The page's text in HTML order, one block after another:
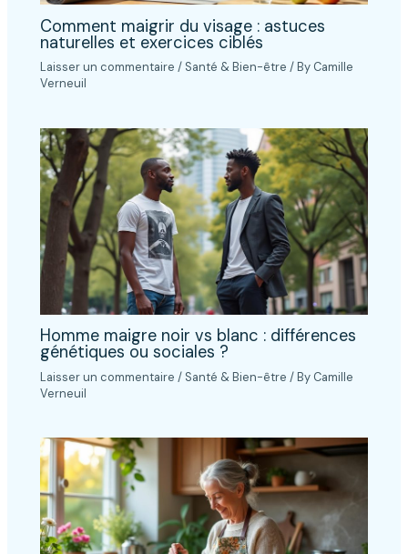
Comment maigrir du visage : astuces
naturelles et exercices ciblés
Laisser un commentaire / Santé & Bien-être / By Camille
Verneuil
Homme maigre noir vs blanc : différences
génétiques ou sociales ?
Laisser un commentaire / Santé & Bien-être / By Camille
Verneuil